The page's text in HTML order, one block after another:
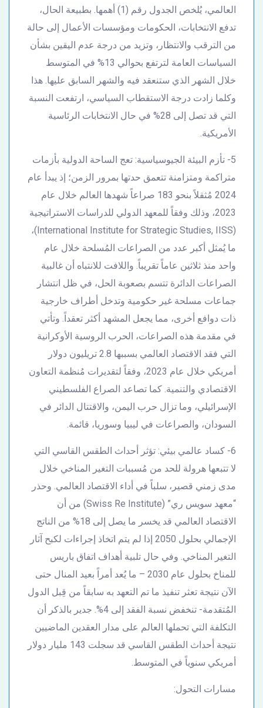
العالمي، يُلخص الجدول رقم (1) أهمها. بطبيعة الحال،
تدفع الانتخابات، الحكومات ومؤسسات الأعمال إلى حالة
من الترقب والانتظار، وتزيد من درجة عدم اليقين بشأن
السياسات العامة لترتفع بحوالي 13% في المتوسط
خلال الشهر الذي ستنعقد فيه والشهر السابق عليها. هذا
وكلما زادت درجة الاستقطاب السياسي، ارتفعت النسبة
التي قد تصل إلى 28% في حال الانتخابات الرئاسية
الأمريكية.
5- تأزم البيئة الجيوسياسية: تعج الساحة الدولية بأزمات
متراكمة ومتزامنة تتعمق حدتها بمرور الزمن؛ إذ يبدأ عام
2024 مُثقلاً بنحو 183 صراعاً شهدها العالم خلال عام
2023، وذلك وفقاً للمعهد الدولي للدراسات الاستراتيجية
(International Institute for Strategic Studies, IISS)،
ما يُمثل أكبر عدد من الصراعات المُسلحة خلال عام
واحد منذ ثلاثين عاماً تقريباً. واللافت للانتباه أن غالبية
الصراعات الدائرة تتسم بصعوبة الحل، في ظل انتشار
جماعات مسلحة غير حكومية وتدخل أطراف خارجية
ذات دوافع أخرى، مما يجعل المشهد أكثر تعقداً. وتأتي
في مقدمة هذه الصراعات، الحرب الروسية الأوكرانية
التي فقد الاقتصاد العالمي بسببها 2.8 تريليون دولار
أمريكي خلال عام 2023، وفقاً لتقديرات مُنظمة التعاون
الاقتصادي والتنمية. كما تصاعد الصراع الفلسطيني
الإسرائيلي، وما تزال حرب اليمن، والاقتتال الدائر في
السودان، والصراعات في ليبيا وسوريا، قائمة.
6- كساد عالمي بيئي: تؤثر أحداث الطقس القاسي التي
لا تتبعها هرولة للحد من مُسببات التغير المناخي خلال
مدى زمني قصير، سلباً في أداء الاقتصاد العالمي. وحذر
“معهد سويس ري” (Swiss Re Institute) من أن
الاقتصاد العالمي قد يخسر ما يصل إلى 18% من الناتج
الإجمالي بحلول 2050 إذا لم يتم اتخاذ إجراءات لكبح آثار
التغير المناخي. وفي حال تلبية أهداف اتفاق باريس
للمناخ بحلول عام 2030 – ما يُعد أمراً بعيد المنال حتى
الآن نتيجة تعثر تنفيذ ما تم التعهد به سابقاً من قِبل الدول
المُتقدمة- تنخفض نسبة الفقد إلى 4%. جدير بالذكر أن
التكلفة التي تحملها العالم على مدار العقدين الماضيين
نتيجة أحداث الطقس القاسي قد سجلت 143 مليار دولار
أمريكي سنوياً في المتوسط.
مسارات التحول: